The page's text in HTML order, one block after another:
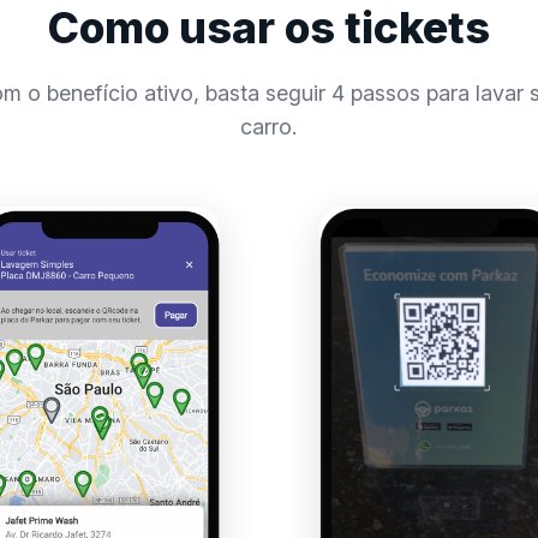
Como usar os tickets
o benefício ativo, basta seguir 4 passos para lavar
carro.